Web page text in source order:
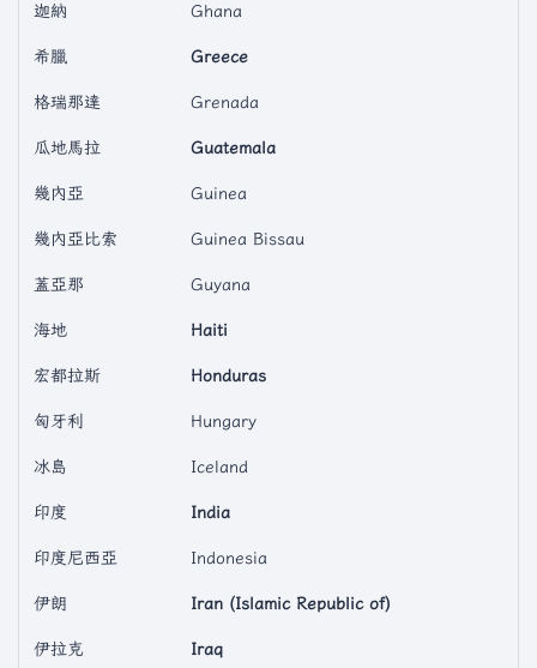
迦納 Ghana
希臘 Greece
格瑞那達 Grenada
瓜地馬拉 Guatemala
幾內亞 Guinea
幾內亞比索 Guinea Bissau
蓋亞那 Guyana
海地 Haiti
宏都拉斯 Honduras
匈牙利 Hungary
冰島 Iceland
印度 India
印度尼西亞 Indonesia
伊朗 Iran (Islamic Republic of)
伊拉克 Iraq